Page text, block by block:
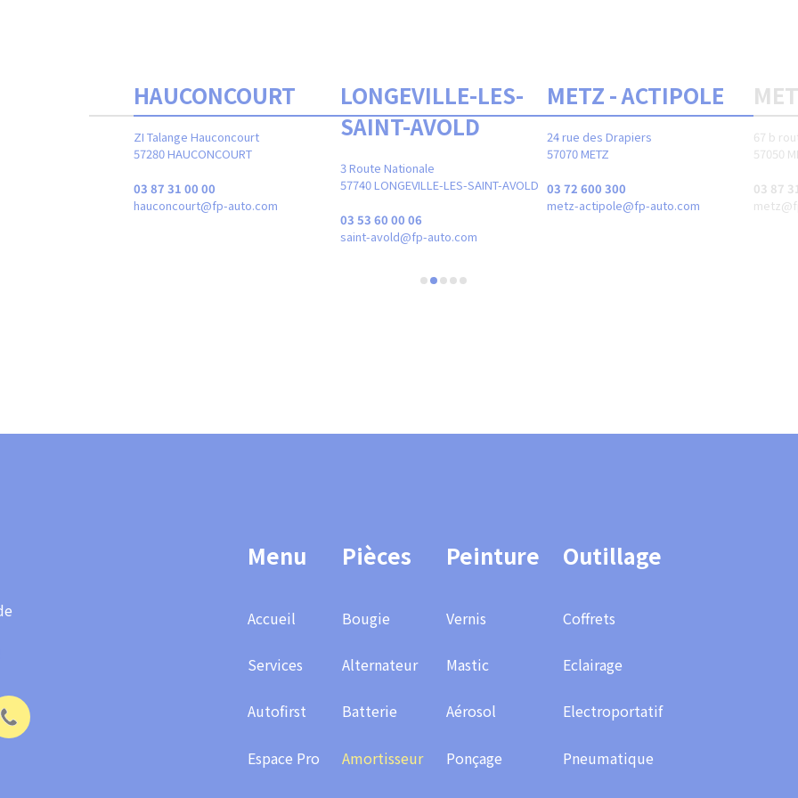
HAUCONCOURT
ZI Talange Hauconcourt
57280 HAUCONCOURT
03 87 31 00 00
hauconcourt@fp-auto.com
LONGEVILLE-LES-
SAINT-AVOLD
3 Route Nationale
57740 LONGEVILLE-LES-SAINT-AVOLD
03 53 60 00 06
saint-avold@fp-auto.com
METZ - ACTIPOLE
24 rue des Drapiers
57070 METZ
03 72 600 300
metz-actipole@fp-auto.com
67 b
57050
03 87
Footer
Menu
Accueil
Services
Autofirst
Espace Pro
Pièces
Bougie
Alternateur
Batterie
Amortisseur
Peinture
Vernis
Mastic
Aérosol
Ponçage
Outillage
Coffrets
Eclairage
Electroportatif
Pneumatique